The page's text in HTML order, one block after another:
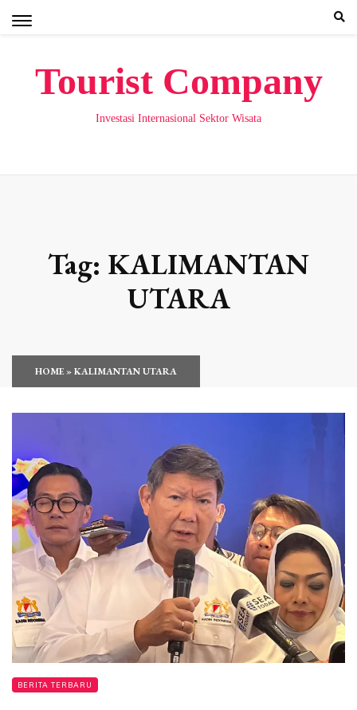
Tourist Company
Investasi Internasional Sektor Wisata
Tag: KALIMANTAN
UTARA
HOME»KALIMANTAN UTARA
BERITA TERBARU